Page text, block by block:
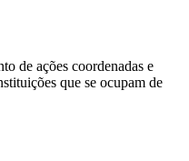
de ações coordenadas e
que se ocupam de